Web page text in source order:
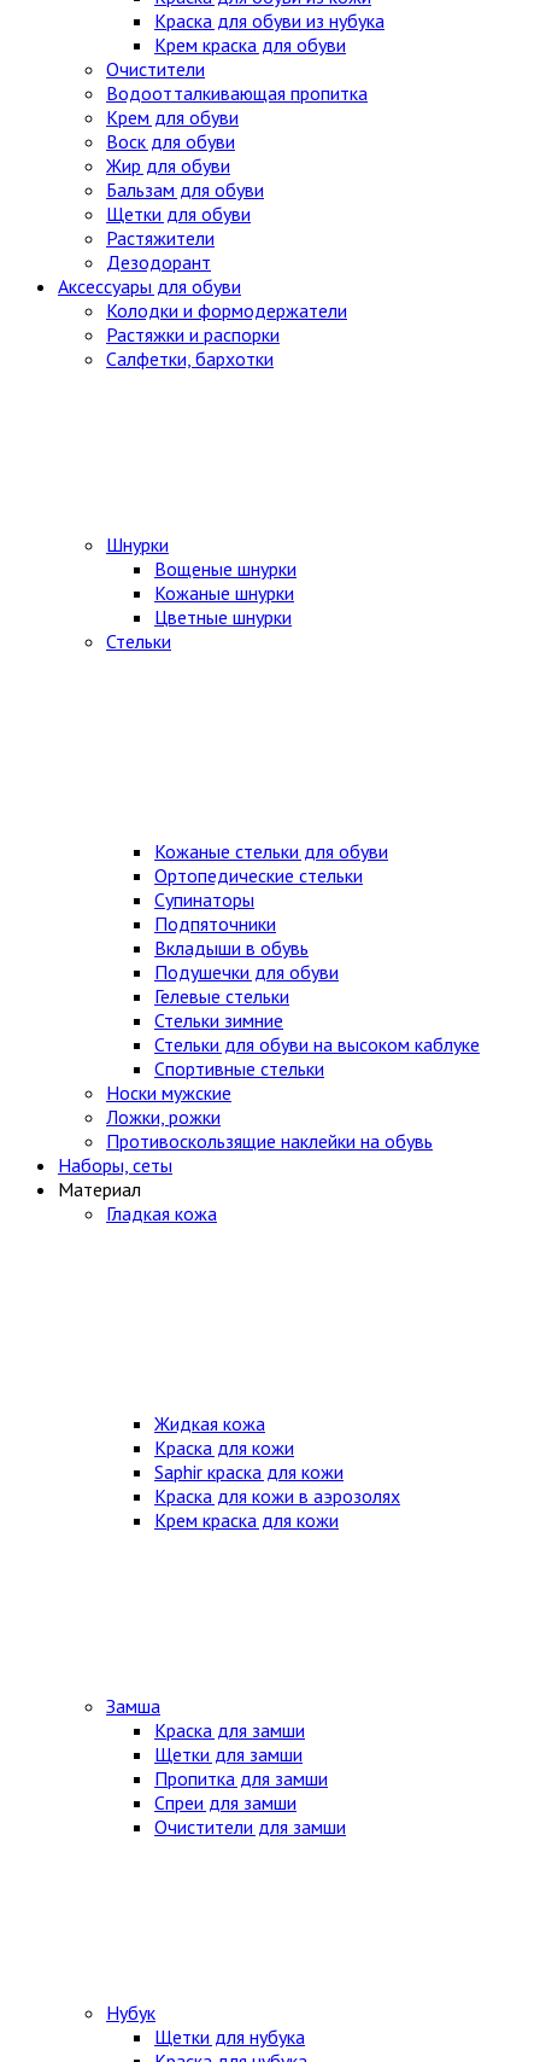
Краска для обуви из нубука
Крем краска для обуви
Очистители
Водоотталкивающая пропитка
Крем для обуви
Воск для обуви
Жир для обуви
Бальзам для обуви
Щетки для обуви
Растяжители
Дезодорант
Аксессуары для обуви
Колодки и формодержатели
Растяжки и распорки
Салфетки, бархотки
Шнурки
Вощеные шнурки
Кожаные шнурки
Цветные шнурки
Стельки
Кожаные стельки для обуви
Ортопедические стельки
Супинаторы
Подпяточники
Вкладыши в обувь
Подушечки для обуви
Гелевые стельки
Стельки зимние
Стельки для обуви на высоком каблуке
Спортивные стельки
Носки мужские
Ложки, рожки
Противоскользящие наклейки на обувь
Наборы, сеты
Материал
Гладкая кожа
Жидкая кожа
Краска для кожи
Saphir краска для кожи
Краска для кожи в аэрозолях
Крем краска для кожи
Замша
Краска для замши
Щетки для замши
Пропитка для замши
Спреи для замши
Очистители для замши
Нубук
Щетки для нубука